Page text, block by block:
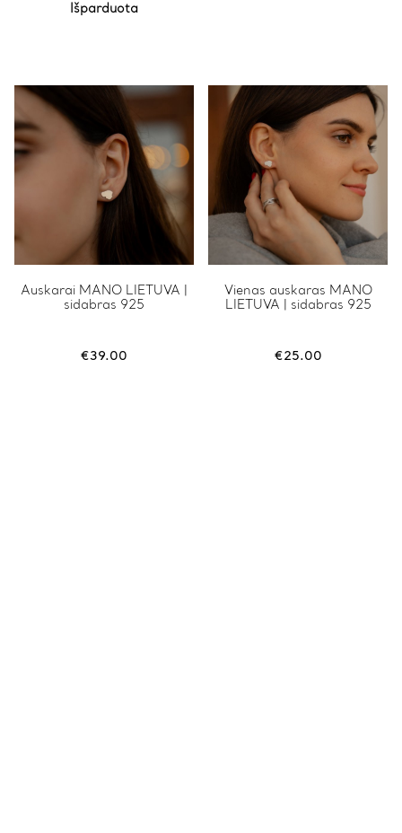
Išparduota
Auskarai MANO LIETUVA |
sidabras 925
€39.00
Vienas auskaras MANO
LIETUVA | sidabras 925
€25.00